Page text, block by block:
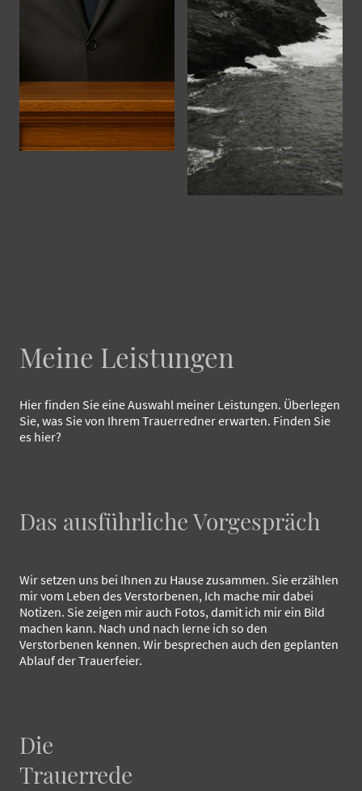
Meine Leistungen
Hier finden Sie eine Auswahl meiner Leistungen. Überlegen
Sie, was Sie von Ihrem Trauerredner erwarten. Finden Sie
es hier?
Das ausführliche Vorgespräch
Wir setzen uns bei Ihnen zu Hause zusammen. Sie erzählen
mir vom Leben des Verstorbenen, Ich mache mir dabei
Notizen. Sie zeigen mir auch Fotos, damit ich mir ein Bild
machen kann. Nach und nach lerne ich so den
Verstorbenen kennen. Wir besprechen auch den geplanten
Ablauf der Trauerfeier.
Die
Trauerrede